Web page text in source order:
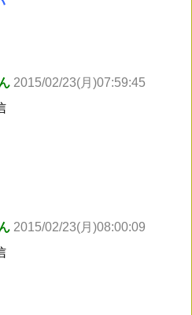
2015/02/23(月)07:59:45
2015/02/23(月)08:00:09